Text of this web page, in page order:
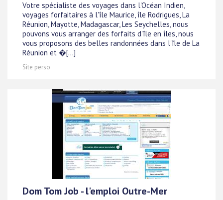
Votre spécialiste des voyages dans l'Océan Indien,
voyages forfaitaires à l'île Maurice, île Rodrigues, La
Réunion, Mayotte, Madagascar, Les Seychelles, nous
pouvons vous arranger des forfaits d'île en îles, nous
vous proposons des belles randonnées dans l'île de La
Réunion et �[...]
Site perso
Dom Tom Job - l'emploi Outre-Mer